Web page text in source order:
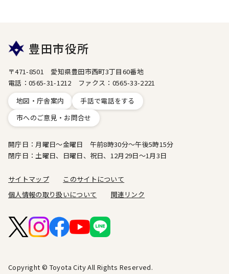
豊田市役所
〒471-8501 愛知県豊田市西町3丁目60番地
電話：0565-31-1212 ファクス：0565-33-2221
地図・庁舎案内
手話で電話をする
市へのご意見・お問合せ
開庁日：月曜日～金曜日 午前8時30分～午後5時15分
閉庁日：土曜日、日曜日、祝日、12月29日～1月3日
サイトマップ
このサイトについて
個人情報の取り扱いについて
関連リンク
Copyright © Toyota City All Rights Reserved.